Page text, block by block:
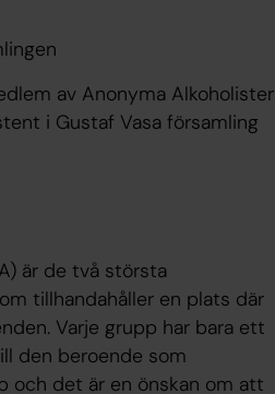
av Anonyma Alkoholister
i Gustaf Vasa församling
är de två största
tillhandahåller en plats där
Varje grupp har bara ett
den beroende som
och det är en önskan om att